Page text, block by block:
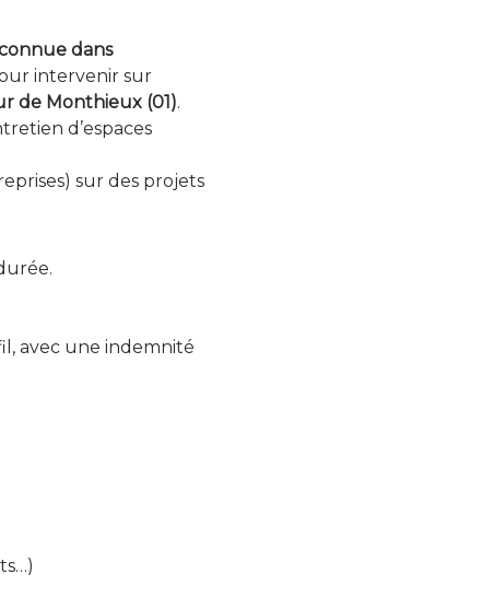
dans
intervenir sur
de Monthieux (01).
d’espaces
sur des projets
avec une indemnité